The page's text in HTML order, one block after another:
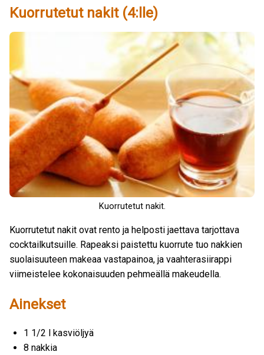
Kuorrutetut nakit (4:lle)
Kuorrutetut nakit.
Kuorrutetut nakit ovat rento ja helposti jaettava tarjottava
cocktailkutsuille. Rapeaksi paistettu kuorrute tuo nakkien
suolaisuuteen makeaa vastapainoa, ja vaahterasiirappi
viimeistelee kokonaisuuden pehmeällä makeudella.
Ainekset
1 1/2 l kasviöljyä
8 nakkia